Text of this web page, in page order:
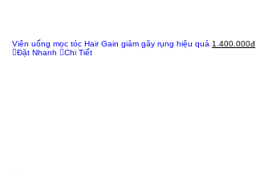
Viên uống mọc tóc Hair Gain giảm gãy rụng hiệu quả 1.400.000đ
Đặt Nhanh
Chi Tiết